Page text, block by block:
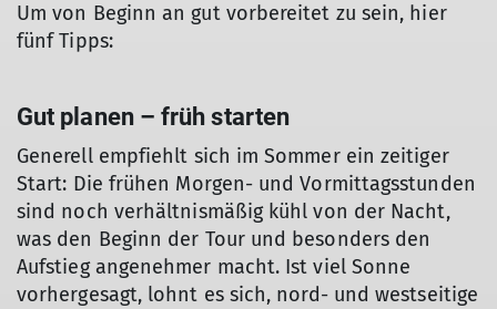
Um von Beginn an gut vorbereitet zu sein, hier
fünf Tipps:
Gut planen – früh starten
Generell empfiehlt sich im Sommer ein zeitiger
Start: Die frühen Morgen- und Vormittagsstunden
sind noch verhältnismäßig kühl von der Nacht,
was den Beginn der Tour und besonders den
Aufstieg angenehmer macht. Ist viel Sonne
vorhergesagt, lohnt es sich, nord- und westseitige